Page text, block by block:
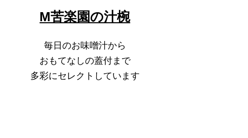
M苦楽園の汁椀
毎日のお味噌汁から
おもてなしの蓋付まで
多彩にセレクトしています